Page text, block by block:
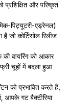
प्रशिक्षित और परिष्कृत
पिट्यूटरी-एड्रेनल)
जो कोर्टिसोल रिलीज
की वायरिंग को आकार
चूहों में बदला हुआ
को प्रभावित करते हैं,
आपके गट बैक्टीरिया